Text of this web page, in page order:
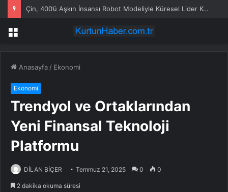
Çin, 400’ü Aşkın İnsansı Robot Modeliyle Küresel Lider Konumunda
Menü
Anasayfa / Ekonomi
Ekonomi
Trendyol ve Ortaklarından
Yeni Finansal Teknoloji
Platformu
DİLAN BİÇER Temmuz 21, 2025 0 0
2 dakika okuma süresi